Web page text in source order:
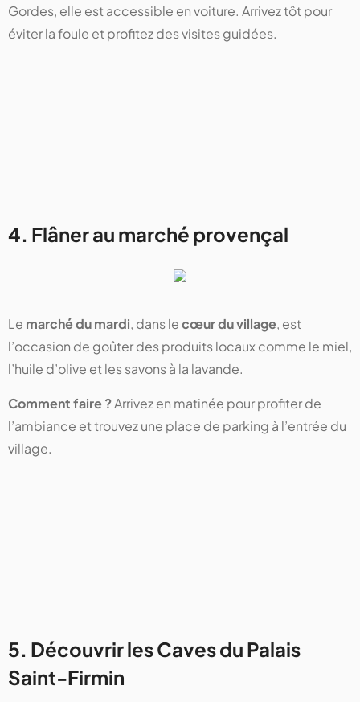
Gordes, elle est accessible en voiture. Arrivez tôt pour
éviter la foule et profitez des visites guidées.
4. Flâner au marché provençal
Le marché du mardi, dans lecœur du village, est
l’occasion de goûter des produits locaux comme le miel,
l’huile d’olive et les savons à la lavande.
Comment faire ?Arrivez en matinée pour profiter de
l’ambiance et trouvez une place de parking à l’entrée du
village.
5. Découvrir les Caves du Palais
Saint-Firmin